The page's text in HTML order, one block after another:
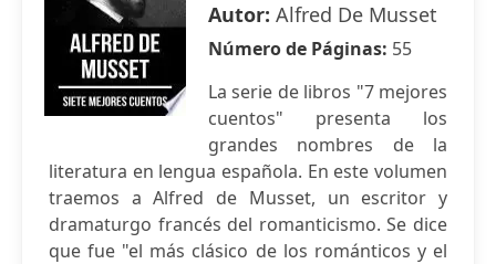
Autor: Alfred De Musset
Número de Páginas: 55
La serie de libros "7 mejores
cuentos" presenta los
grandes nombres de la
literatura en lengua española. En este volumen
traemos a Alfred de Musset, un escritor y
dramaturgo francés del romanticismo. Se dice
que fue "el más clásico de los románticos y el